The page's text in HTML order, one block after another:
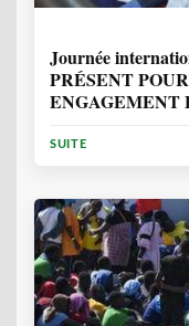
Journée
PRÉSENT
ENGAGEMENT
SUITE